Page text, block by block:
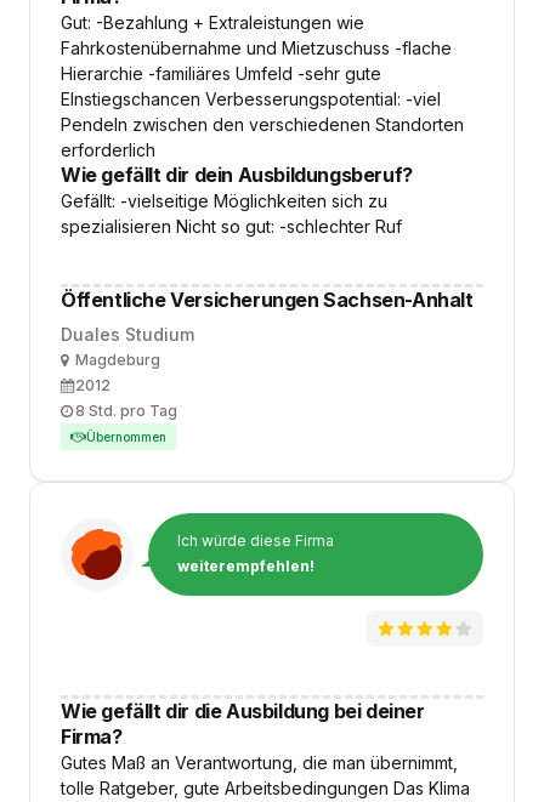
Gut: -Bezahlung + Extraleistungen wie
Fahrkostenübernahme und Mietzuschuss -flache
Hierarchie -familiäres Umfeld -sehr gute
EInstiegschancen Verbesserungspotential: -viel
Pendeln zwischen den verschiedenen Standorten
erforderlich
Wie gefällt dir dein Ausbildungsberuf?
Gefällt: -vielseitige Möglichkeiten sich zu
spezialisieren Nicht so gut: -schlechter Ruf
Öffentliche Versicherungen Sachsen-Anhalt
Duales Studium
OrtMagdeburg
Ausbildungsbeginn
2012
Arbeitszeit
8 Std. pro Tag
Übernommen
Ich würde diese Firma
weiterempfehlen!
Wie gefällt dir die Ausbildung bei deiner
Firma?
Gutes Maß an Verantwortung, die man übernimmt,
tolle Ratgeber, gute Arbeitsbedingungen Das Klima